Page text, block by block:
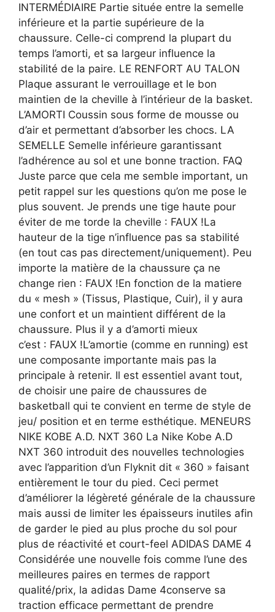
INTERMÉDIAIRE Partie située entre la semelle
inférieure et la partie supérieure de la
chaussure. Celle-ci comprend la plupart du
temps l’amorti, et sa largeur influence la
stabilité de la paire. LE RENFORT AU TALON
Plaque assurant le verrouillage et le bon
maintien de la cheville à l’intérieur de la basket.
L’AMORTI Coussin sous forme de mousse ou
d’air et permettant d’absorber les chocs. LA
SEMELLE Semelle inférieure garantissant
l’adhérence au sol et une bonne traction. FAQ
Juste parce que cela me semble important, un
petit rappel sur les questions qu’on me pose le
plus souvent. Je prends une tige haute pour
éviter de me torde la cheville : FAUX !La
hauteur de la tige n’influence pas sa stabilité
(en tout cas pas directement/uniquement). Peu
importe la matière de la chaussure ça ne
change rien : FAUX !En fonction de la matiere
du « mesh » (Tissus, Plastique, Cuir), il y aura
une confort et un maintient différent de la
chaussure. Plus il y a d’amorti mieux
c’est : FAUX !L’amortie (comme en running) est
une composante importante mais pas la
principale à retenir. Il est essentiel avant tout,
de choisir une paire de chaussures de
basketball qui te convient en terme de style de
jeu/ position et en terme esthétique. MENEURS
NIKE KOBE A.D. NXT 360 La Nike Kobe A.D
NXT 360 introduit des nouvelles technologies
avec l’apparition d’un Flyknit dit « 360 » faisant
entièrement le tour du pied. Ceci permet
d’améliorer la légèreté générale de la chaussure
mais aussi de limiter les épaisseurs inutiles afin
de garder le pied au plus proche du sol pour
plus de réactivité et court-feel ADIDAS DAME 4
Considérée une nouvelle fois comme l’une des
meilleures paires en termes de rapport
qualité/prix, la adidas Dame 4conserve sa
traction efficace permettant de prendre